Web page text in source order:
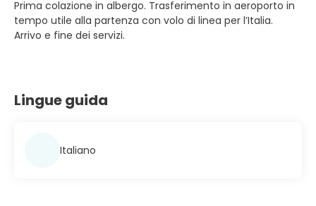
Prima colazione in albergo. Trasferimento in aeroporto in
tempo utile alla partenza con volo di linea per l’Italia.
Arrivo e fine dei servizi.
Lingue guida
Italiano